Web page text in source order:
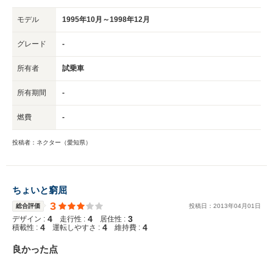
モデル 1995年10月～1998年12月
グレード -
所有者 試乗車
所有期間 -
燃費 -
投稿者：ネクター（愛知県）
ちょいと窮屈
総合評価 3 投稿日： 2013年04月01 日
デザイン : 4 走行性 : 4 居住性 : 3
積載性 : 4 運転しやすさ : 4 維持費 : 4
良かった点